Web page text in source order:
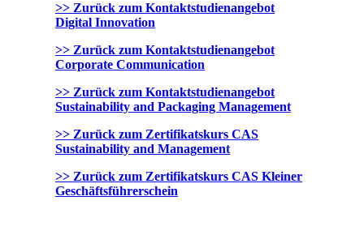
>> Zurück zum Kontaktstudienangebot
Digital Innovation
>> Zurück zum Kontaktstudienangebot
Corporate Communication
>> Zurück zum Kontaktstudienangebot
Sustainability and Packaging Management
>> Zurück zum Zertifikatskurs CAS
Sustainability and Management
>> Zurück zum Zertifikatskurs CAS Kleiner
Geschäftsführerschein